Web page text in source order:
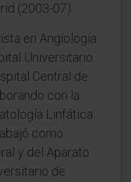
(2003-07).
en Angiología
Universitario
Central de
con la
Linfática
como
y del Aparato
de